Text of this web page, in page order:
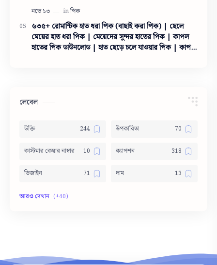
৬৩৫+ রোমান্টিক হাত ধরা পিক (বাছাই করা পিক) | ছেলে
মেয়ের হাত ধরা পিক | মেয়েদের সুন্দর হাতের পিক | কাপল
হাতের পিক ডাউনলোড | হাত ছেড়ে চলে যাওয়ার পিক | কাপল
লেবেল
উক্তি উপকারিতা
কাস্টমার কেয়ার নাম্বার ক্যাপশন
ডিজাইন দাম
দোয়া
ভাবসম্প্রসারণ মেডিসিন